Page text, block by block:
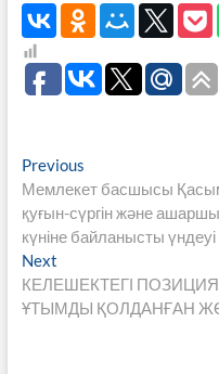
Навигация
по
записям
PreviousPrevious
post:
Мемлекет басшысы
қуғын-сүргін және
күніне байланысты үндеуі
NextNext
post:
КЕЛЕШЕКТЕГІ
ҰТЫМДЫ ҚОЛДАНҒАН